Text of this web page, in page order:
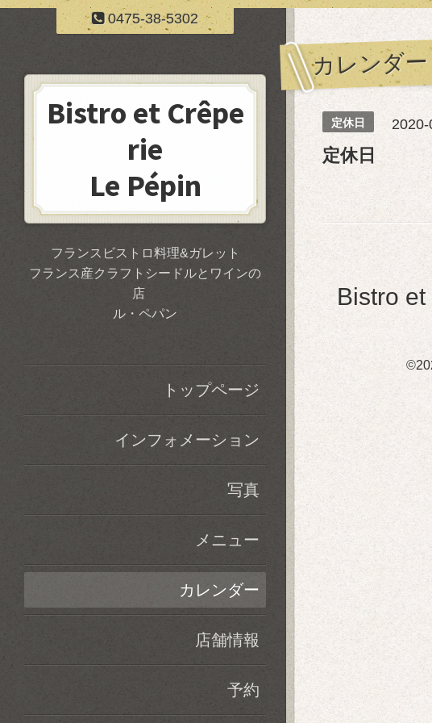
0475-38-5302
カレンダー
定休日
定休日
Bistro
Bistro et Crêpe
rie
Le Pépin
フランスビストロ料理&ガレット
フランス産クラフトシードルとワインの
店
ル・ペパン
トップページ
インフォメーション
写真
メニュー
カレンダー
店舗情報
予約